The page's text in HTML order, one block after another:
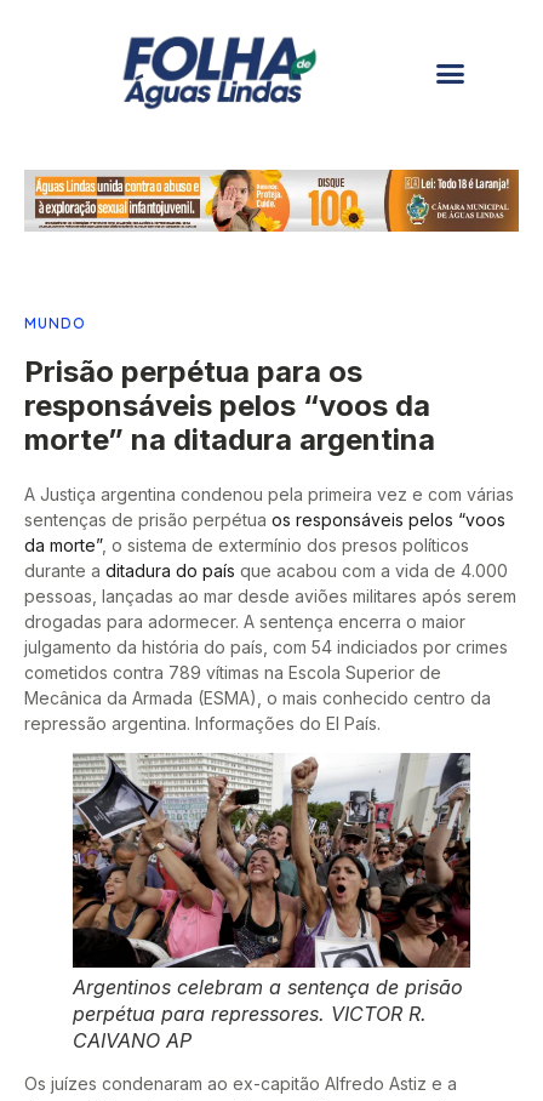
MUNDO
Prisão perpétua para os
responsáveis pelos “voos da
morte” na ditadura argentina
A Justiça argentina condenou pela primeira vez e com várias
sentenças de prisão perpétua os responsáveis pelos “voos
da morte”, o sistema de extermínio dos presos políticos
durante a ditadura do país que acabou com a vida de 4.000
pessoas, lançadas ao mar desde aviões militares após serem
drogadas para adormecer. A sentença encerra o maior
julgamento da história do país, com 54 indiciados por crimes
cometidos contra 789 vítimas na Escola Superior de
Mecânica da Armada (ESMA), o mais conhecido centro da
repressão argentina. Informações do El País.
Argentinos celebram a sentença de prisão
perpétua para repressores. VICTOR R.
CAIVANO AP
Os juízes condenaram ao ex-capitão Alfredo Astiz e a